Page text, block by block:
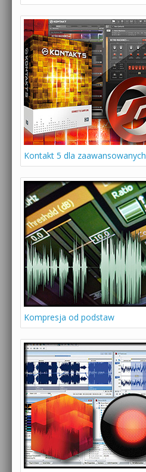
Kontakt 5 dla zaawansowanych
Kompresja od podstaw